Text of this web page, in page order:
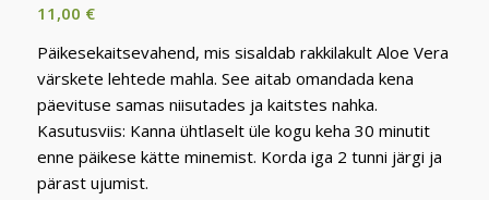
11,00 €
Päikesekaitsevahend, mis sisaldab rakkilakult Aloe Vera
värskete lehtede mahla. See aitab omandada kena
päevituse samas niisutades ja kaitstes nahka.
Kasutusviis: Kanna ühtlaselt üle kogu keha 30 minutit
enne päikese kätte minemist. Korda iga 2 tunni järgi ja
pärast ujumist.